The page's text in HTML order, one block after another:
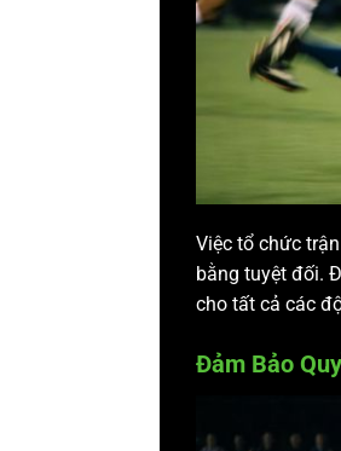
Việc tổ chức
bằng tuyệt đối.
cho tất cả các
Đảm Bảo